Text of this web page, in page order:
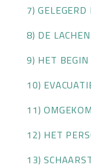
7)
8) DE
9) HET BEGIN
10)
11)
12) HET
13)